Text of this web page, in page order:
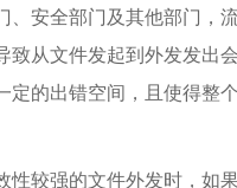
、安全部门及其他部门，
致从文件发起到外发发出
定的出错空间，且使得整
性较强的文件外发时，如